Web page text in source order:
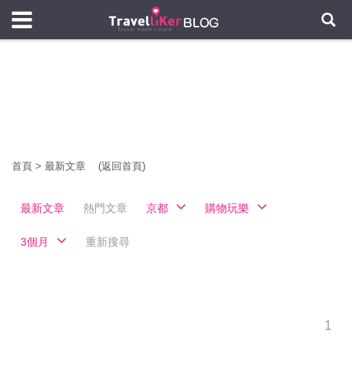
首頁 > 最新文章 (返回首頁)
最新文章 熱門文章 京都 購物玩樂
3個月 重新搜尋
1